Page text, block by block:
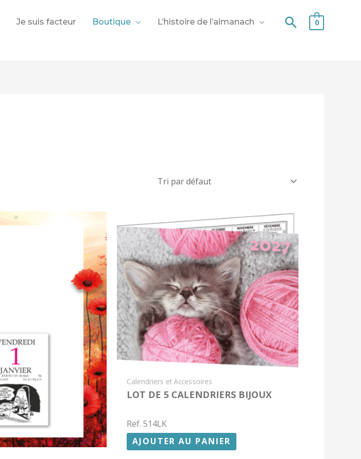
Je suis facteur Boutique L’histoire de l’almanach 0
Calendriers et Accessoires
LOT DE 5 CALENDRIERS BIJOUX
Ref. 514LK
AJOUTER AU PANIER